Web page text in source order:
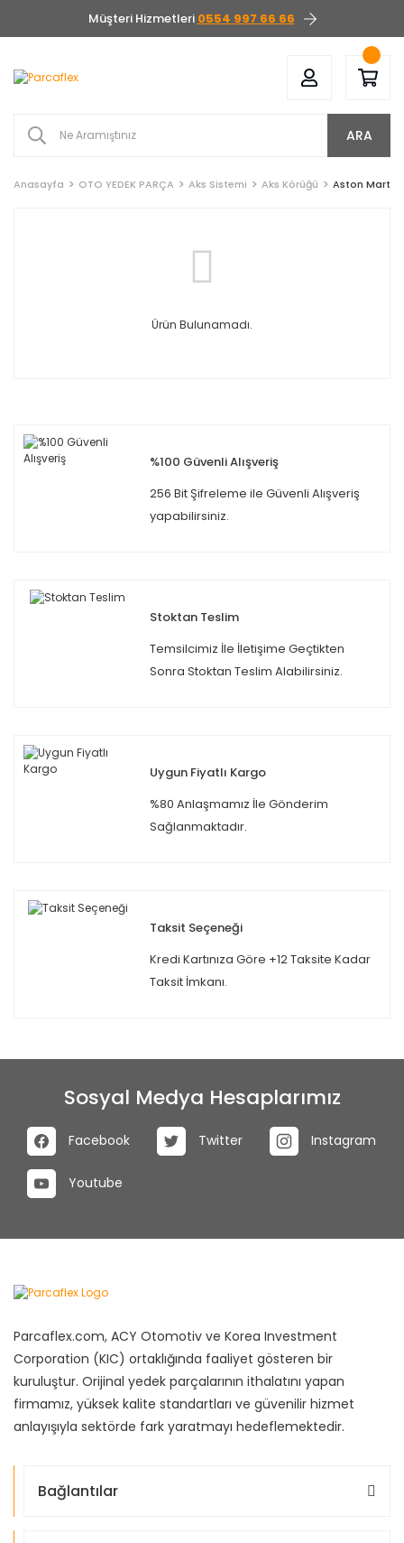
Müşteri Hizmetleri 0554 997 66 66
ARA
Anasayfa OTO YEDEK PARÇA Aks Sistemi Aks Körüğü Aston Martin
Ürün Bulunamadı.
%100 Güvenli Alışveriş
256 Bit Şifreleme ile Güvenli Alışveriş
yapabilirsiniz.
Stoktan Teslim
Temsilcimiz İle İletişime Geçtikten
Sonra Stoktan Teslim Alabilirsiniz.
Uygun Fiyatlı Kargo
%80 Anlaşmamız İle Gönderim
Sağlanmaktadır.
Taksit Seçeneği
Kredi Kartınıza Göre +12 Taksite Kadar
Taksit İmkanı.
Sosyal Medya Hesaplarımız
Facebook Twitter Instagram
Youtube
Parcaflex.com, ACY Otomotiv ve Korea Investment
Corporation (KIC) ortaklığında faaliyet gösteren bir
kuruluştur. Orijinal yedek parçalarının ithalatını yapan
firmamız, yüksek kalite standartları ve güvenilir hizmet
anlayışıyla sektörde fark yaratmayı hedeflemektedir.
Bağlantılar